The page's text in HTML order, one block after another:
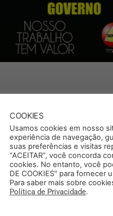
OS PRINCIPAIS
CONTRAPROPOSTA DO
COOKIES
Usamos cookies em nosso
experiência de navegação,
suas preferências e visitas
“ACEITAR”, você concorda
cookies. No entanto, você
DE COOKIES" para fornecer
Para saber mais sobre
Política de Privacidade.